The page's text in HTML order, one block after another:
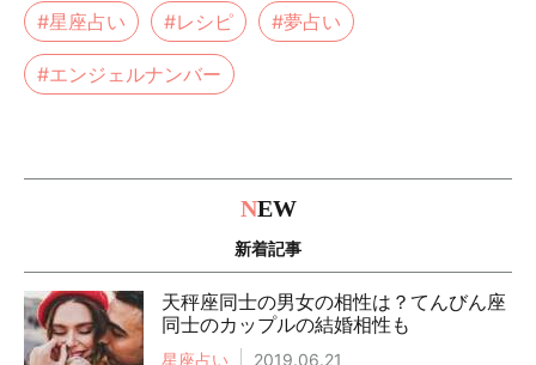
#星座占い #レシピ #夢占い
#エンジェルナンバー
NEW
新着記事
天秤座同士の男女の相性は？てんびん座
同士のカップルの結婚相性も
星座占い 2019.06.21